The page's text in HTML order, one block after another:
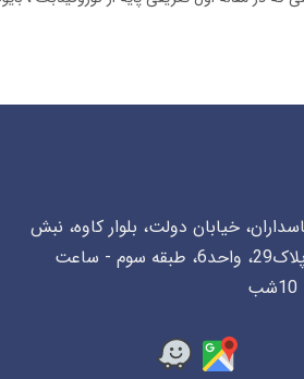
خیابان دولت، بلوار کاوه، نبش
اخلاقی غربی، پلاک29، واحد6، طبقه سوم - ساعت